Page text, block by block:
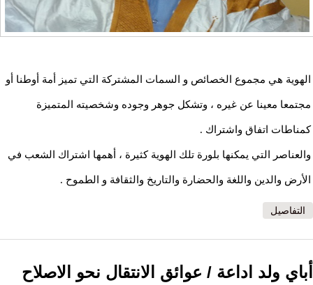
الهوية هي مجموع الخصائص و السمات المشتركة التي تميز أمة أوطنا أو
مجتمعا معينا عن غيره ، وتشكل جوهر وجوده وشخصيته المتميزة
كمناطات اتفاق واشتراك .
والعناصر التي يمكنها بلورة تلك الهوية كثيرة ، أهمها اشتراك الشعب في
الأرض والدين واللغة والحضارة والتاريخ والثقافة و الطموح .
التفاصيل
أباي ولد اداعة / عوائق الانتقال نحو الاصلاح